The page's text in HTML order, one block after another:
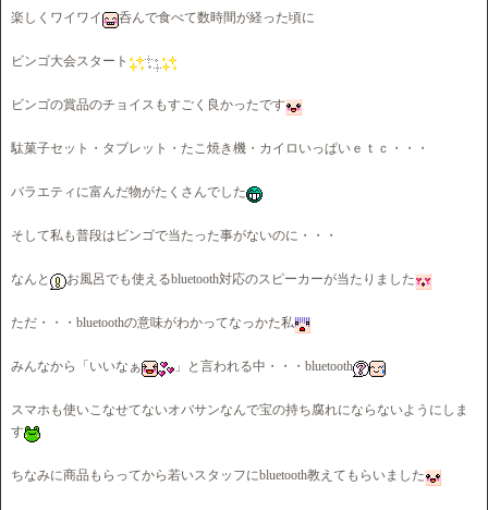
楽しくワイワイ 呑んで食べて数時間が経った頃に
ビンゴ大会スタート
ビンゴの賞品のチョイスもすごく良かったです
駄菓子セット・タブレット・たこ焼き機・カイロいっぱいｅｔｃ・・・
バラエティに富んだ物がたくさんでした
そして私も普段はビンゴで当たった事がないのに・・・
なんと お風呂でも使えるbluetooth対応のスピーカーが当たりました
ただ・・・bluetoothの意味がわかってなっかた私
みんなから「いいなぁ 」と言われる中・・・bluetooth
スマホも使いこなせてないオバサンなんで宝の持ち腐れにならないようにしま
す
ちなみに商品もらってから若いスタッフにbluetooth教えてもらいました